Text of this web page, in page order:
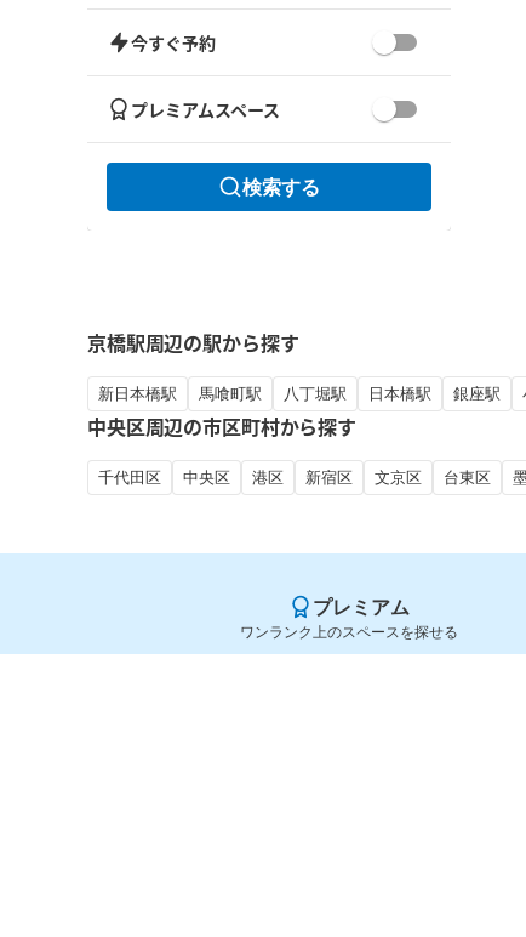
今すぐ予約
プレミアムスペース
検索する
京橋駅周辺の駅から探す
新日本橋駅 馬喰町駅 八丁堀駅 日本橋駅 銀座駅
中央区周辺の市区町村から探す
千代田区 中央区 港区 新宿区 文京区 台東区
プレミアム
ワンランク上のスペースを探せる